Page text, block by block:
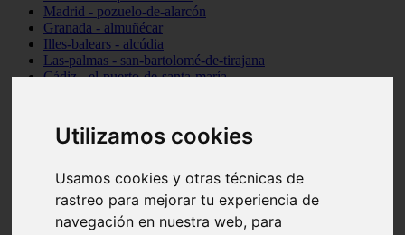
Utilizamos cookies
Usamos cookies y otras técnicas de
rastreo para mejorar tu experiencia de
navegación en nuestra web, para
Madrid - pozuelo-de-alarcón
Granada - almuñécar
Illes-balears - alcúdia
Las-palmas - san-bartolomé-de-tirajana
Cádiz - el-puerto-de-santa-maría
Santa-cruz-de-tenerife - los-llanos-de-aridane
Cantabria - suances
Granada - monachil
Huesca - isábena
Huesca - alquézar